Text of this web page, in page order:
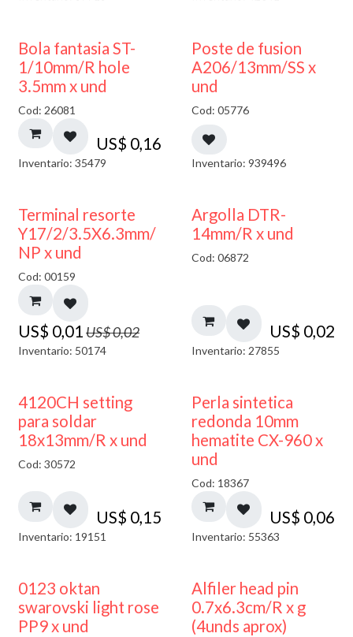
Bola fantasia ST-
1/10mm/R hole
3.5mm x und
Cod: 26081
US$ 0,16
Inventario: 35479
Poste de fusion
A206/13mm/SS x
und
Cod: 05776
Inventario: 939496
50% DESCUENTO
Terminal resorte
Y17/2/3.5X6.3mm/
NP x und
Cod: 00159
US$ 0,01 US$0,02
Inventario: 50174
Argolla DTR-
14mm/R x und
Cod: 06872
US$ 0,02
Inventario: 27855
4120CH setting
para soldar
18x13mm/R x und
Cod: 30572
US$ 0,15
Inventario: 19151
Perla sintetica
redonda 10mm
hematite CX-960 x
und
Cod: 18367
US$ 0,06
Inventario: 55363
0123 oktan
swarovski light rose
PP9 x und
Alfiler head pin
0.7x6.3cm/R x g
(4unds aprox)